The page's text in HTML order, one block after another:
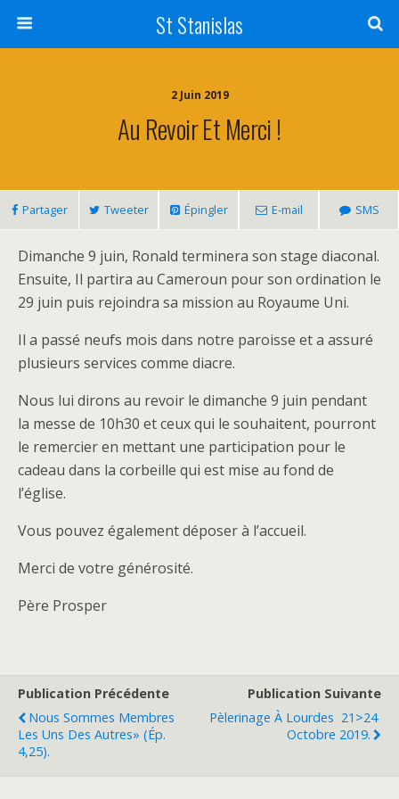
St Stanislas
2 Juin 2019
Au Revoir Et Merci !
Partager Tweeter Épingler E-mail SMS
Dimanche 9 juin, Ronald terminera son stage diaconal.
Ensuite, Il partira au Cameroun pour son ordination le
29 juin puis rejoindra sa mission au Royaume Uni.
Il a passé neufs mois dans notre paroisse et a assuré
plusieurs services comme diacre.
Nous lui dirons au revoir le dimanche 9 juin pendant
la messe de 10h30 et ceux qui le souhaitent, pourront
le remercier en mettant une participation pour le
cadeau dans la corbeille qui est mise au fond de
l’église.
Vous pouvez également déposer à l’accueil.
Merci de votre générosité.
Père Prosper
Publication Précédente
Nous Sommes Membres
Les Uns Des Autres» (Ép.
4,25).
Publication Suivante
Pèlerinage À Lourdes 21>24
Octobre 2019.